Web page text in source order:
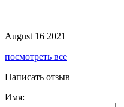
August 16 2021
посмотреть все
Написать отзыв
Имя: